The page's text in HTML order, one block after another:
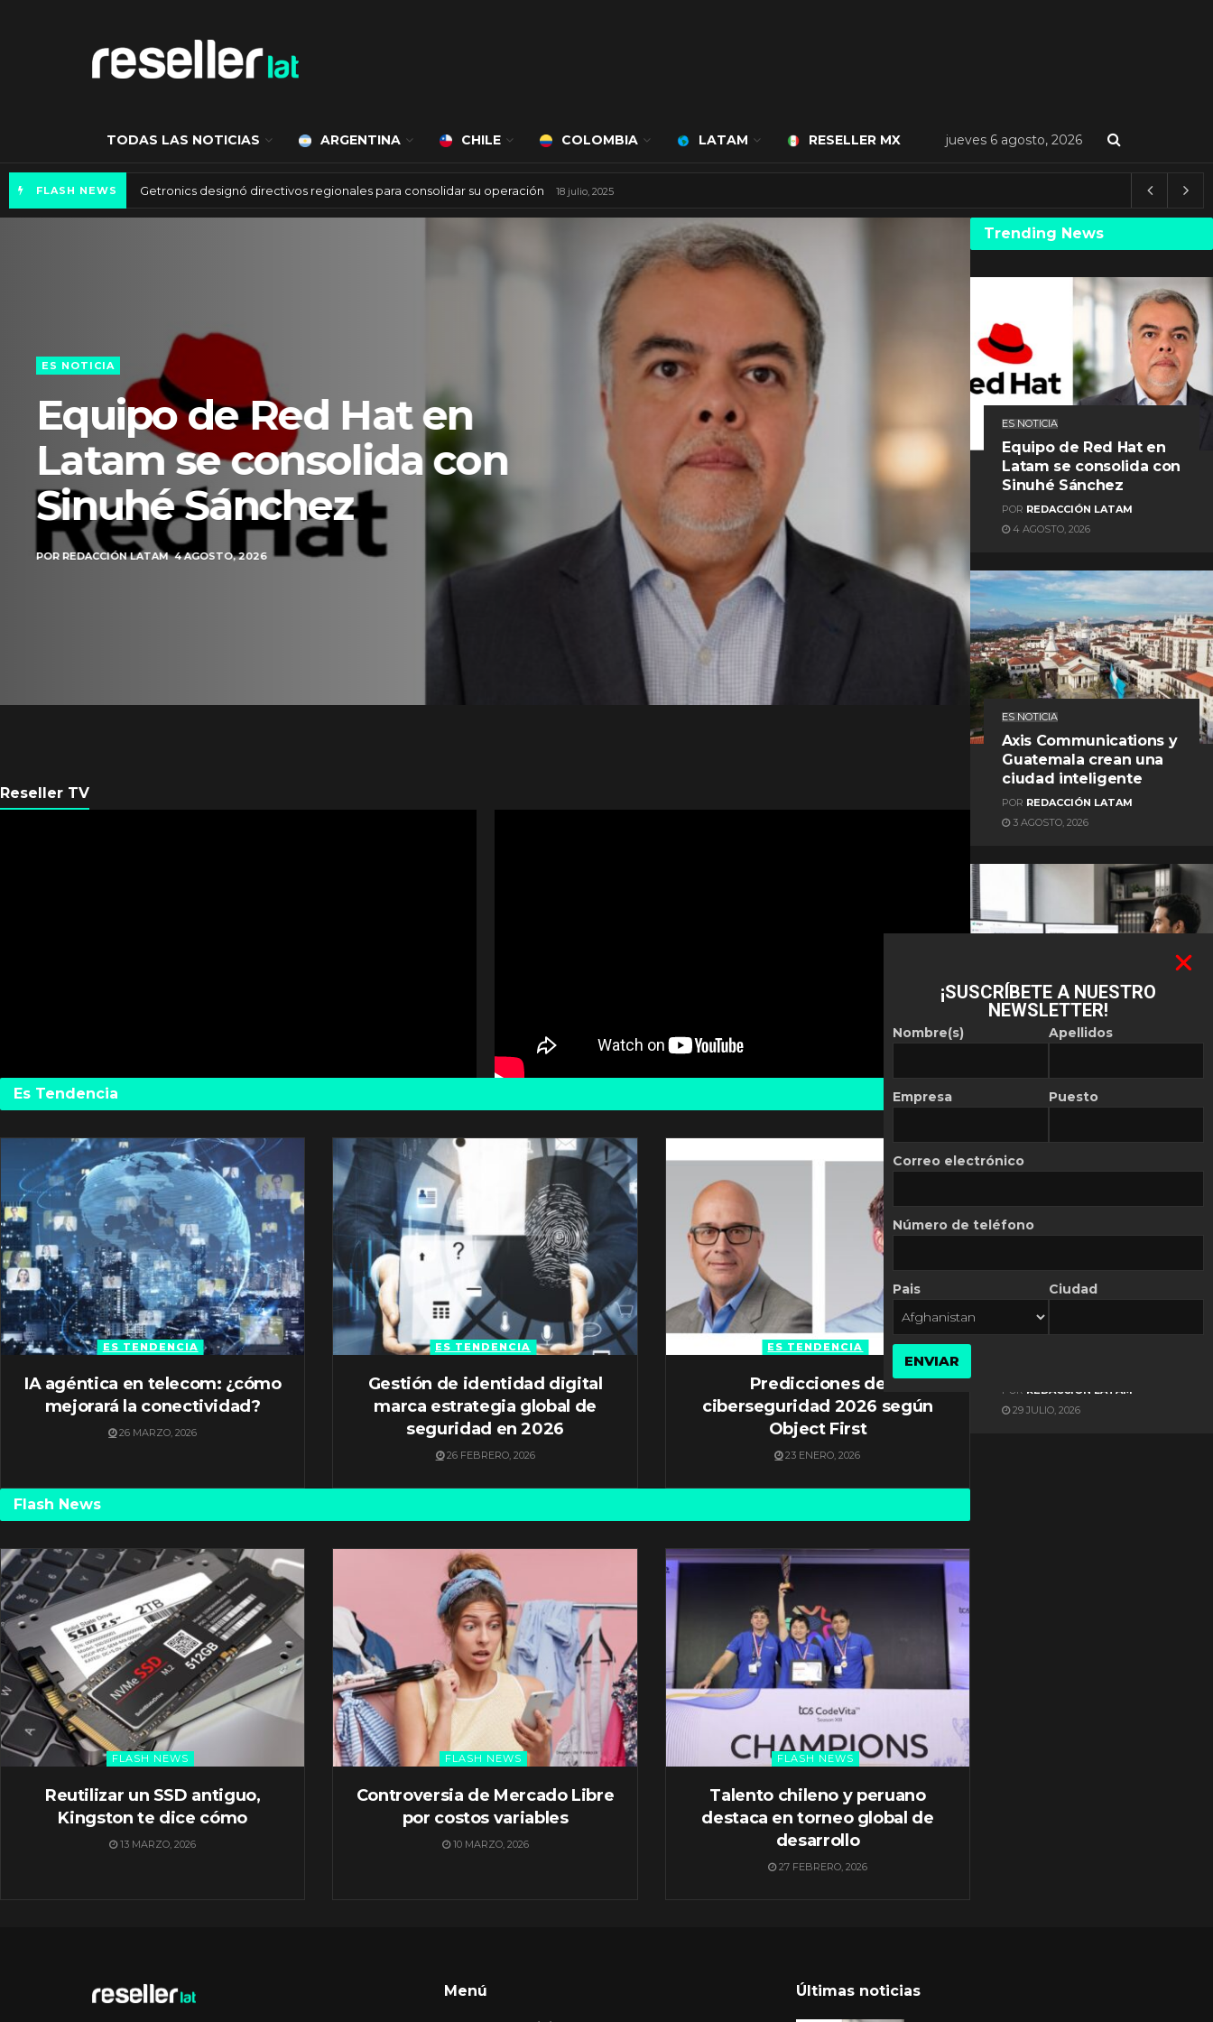
TODAS LAS NOTICIAS ARGENTINA CHILE COLOMBIA LATAM RESELLER MX jueves 6 agosto, 2026
FLASH NEWS Mercado de IA agéntica tiene un valor de 450 mil millones de dólares 8 agosto, 2025
ES NOTICIA
Axis Communications y
Guatemala crean una
ciudad inteligente
POR REDACCIÓN LATAM 3 AGOSTO, 2026
Reseller TV
Es Tendencia
ES TENDENCIA
IA agéntica en telecom: ¿cómo
mejorará la conectividad?
26 MARZO, 2026
ES TENDENCIA
Gestión de identidad digital
marca estrategia global de
seguridad en 2026
26 FEBRERO, 2026
ES TENDENCIA
Predicciones de
ciberseguridad 2026 según
Object First
23 ENERO, 2026
Flash News
FLASH NEWS
Reutilizar un SSD antiguo,
Kingston te dice cómo
13 MARZO, 2026
FLASH NEWS
Controversia de Mercado Libre
por costos variables
10 MARZO, 2026
FLASH NEWS
Talento chileno y peruano
destaca en torneo global de
desarrollo
27 FEBRERO, 2026
Trending News
ES NOTICIA
Equipo de Red Hat en
Latam se consolida con
Sinuhé Sánchez
POR REDACCIÓN LATAM
4 AGOSTO, 2026
ES NOTICIA
Axis Communications y
Guatemala crean una
ciudad inteligente
POR REDACCIÓN LATAM
3 AGOSTO, 2026
ES NOTICIA
Automatización de las
REDACCIÓN LATAM
ES NOTICIA
POR REDACCIÓN LATAM
29 JULIO, 2026
Menú Últimas noticias
¡SUSCRÍBETE A NUESTRO
NEWSLETTER!
Nombre(s)
Empresa
Apellidos
Puesto
Correo electrónico
Número de teléfono
Pais Ciudad
ENVIAR